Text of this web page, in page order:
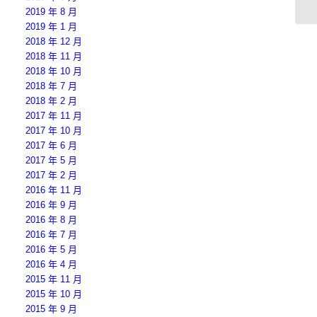
2019 年 8 月
2019 年 1 月
2018 年 12 月
2018 年 11 月
2018 年 10 月
2018 年 7 月
2018 年 2 月
2017 年 11 月
2017 年 10 月
2017 年 6 月
2017 年 5 月
2017 年 2 月
2016 年 11 月
2016 年 9 月
2016 年 8 月
2016 年 7 月
2016 年 5 月
2016 年 4 月
2015 年 11 月
2015 年 10 月
2015 年 9 月